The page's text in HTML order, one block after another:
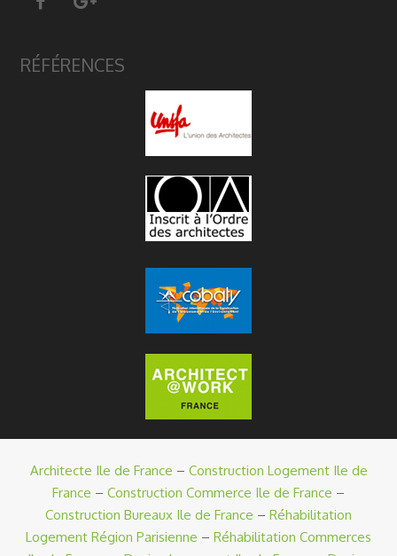
RÉFÉRENCES
Architecte Ile de France – Construction Logement Ile de
France – Construction Commerce Ile de France –
Construction Bureaux Ile de France – Réhabilitation
Logement Région Parisienne – Réhabilitation Commerces